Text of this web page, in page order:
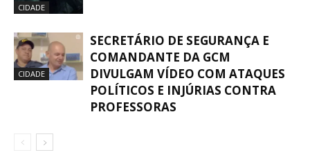
CIDADE
CIDADE
SECRETÁRIO DE SEGURANÇA E
COMANDANTE DA GCM
DIVULGAM VÍDEO COM ATAQUES
POLÍTICOS E INJÚRIAS CONTRA
PROFESSORAS